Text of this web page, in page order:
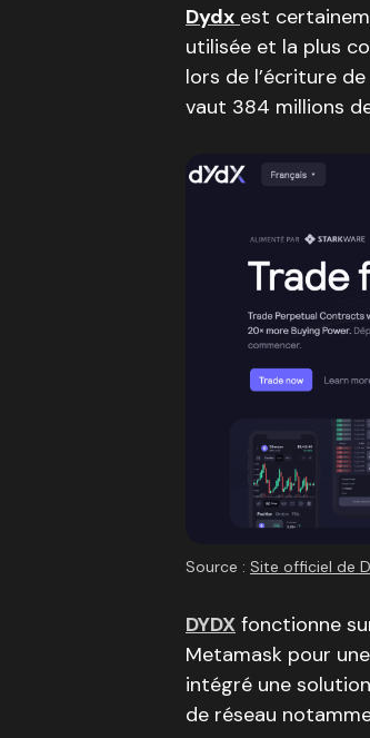
Dydx est
utilisée et la plus
lors de l’écriture
vaut 384 millions
Source : Site officiel de
DYDX fonctionne
Metamask pour
intégré une
de réseau